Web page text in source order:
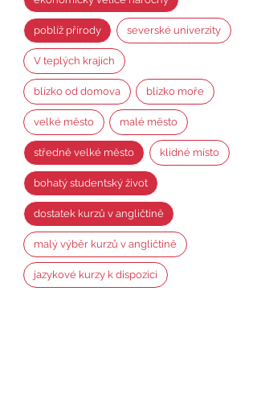
poblíž přírody severské univerzity
V teplých krajích
blízko od domova blízko moře
velké město malé město
středně velké město klidné místo
bohatý studentský život
dostatek kurzů v angličtině
malý výběr kurzů v angličtině
jazykové kurzy k dispozici